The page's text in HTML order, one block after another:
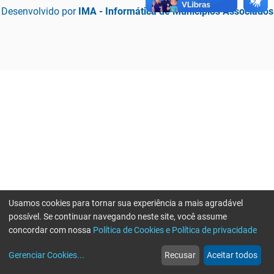
Desenvolvido por IMA - Informática de Municípios Associados
web
Notícias
more_horiz
Mais
Usamos cookies para tornar sua experiência a mais agradável
possível. Se continuar navegando neste site, você assume
concordar com nossa Política de Cookies e Política de privacidade
Gerenciar Cookies... Recusar Aceitar todos
Erro ao enviar informações, por favor tente novamente